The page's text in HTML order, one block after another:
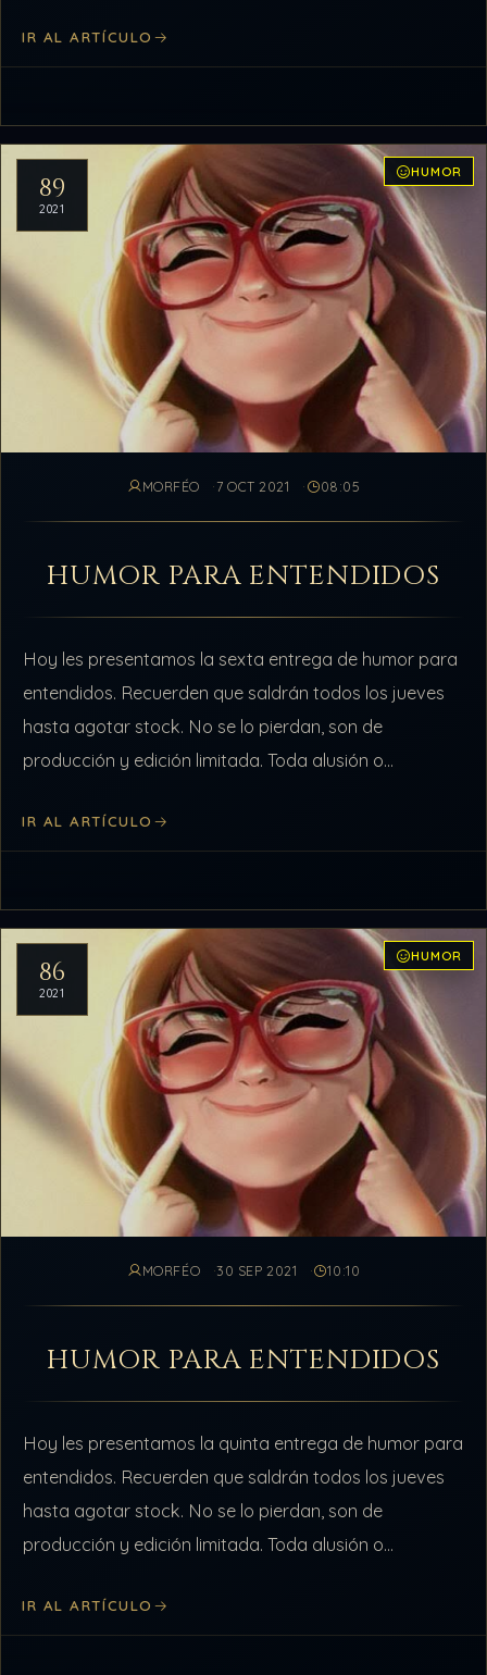
IR AL ARTÍCULO
89
2021
HUMOR
MORFÉO 7 OCT 2021 08:05
HUMOR PARA ENTENDIDOS
Hoy les presentamos la sexta entrega de humor para
entendidos. Recuerden que saldrán todos los jueves
hasta agotar stock. No se lo pierdan, son de
producción y edición limitada. Toda alusión o
IR AL ARTÍCULO
86
2021
HUMOR
MORFÉO 30 SEP 2021 10:10
HUMOR PARA ENTENDIDOS
Hoy les presentamos la quinta entrega de humor para
entendidos. Recuerden que saldrán todos los jueves
hasta agotar stock. No se lo pierdan, son de
producción y edición limitada. Toda alusión o
IR AL ARTÍCULO